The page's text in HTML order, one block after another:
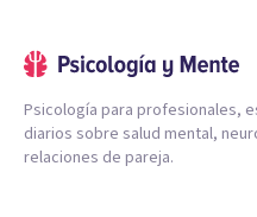
Psicología para profesionales,
diarios sobre salud mental,
relaciones de pareja.